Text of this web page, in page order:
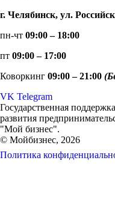
г. Челябинск, ул.
пн-чт 09:00 – 18:00
пт 09:00 – 17:00
Коворкинг 09:00 – 21:00
VK Telegram
Государственная
развития
"Мой бизнес".
© Мойбизнес, 2026
Политика